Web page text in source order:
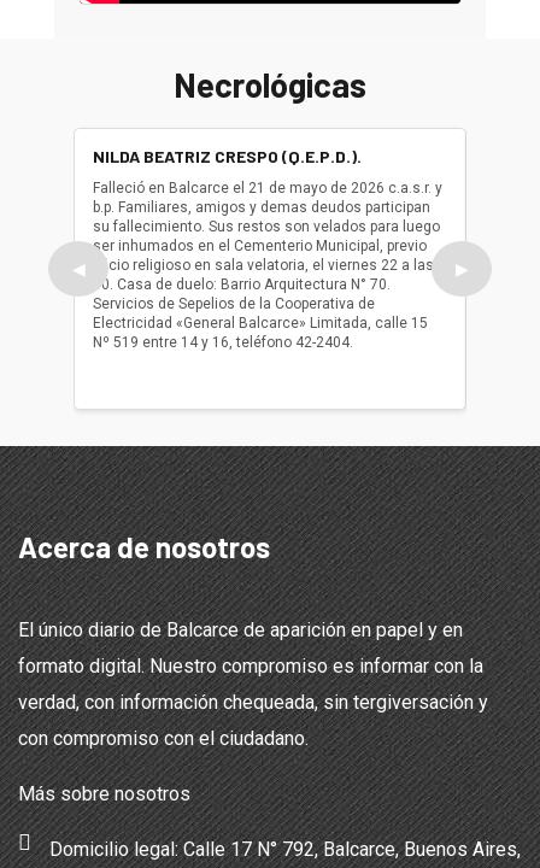
Necrológicas
◀
NILDA BEATRIZ CRESPO (Q.E.P.D.).
Falleció en Balcarce el 21 de mayo de 2026 c.a.s.r. y
b.p. Familiares, amigos y demas deudos participan
su fallecimiento. Sus restos son velados para luego
ser inhumados en el Cementerio Municipal, previo
oficio religioso en sala velatoria, el viernes 22 a las
10. Casa de duelo: Barrio Arquitectura N° 70.
Servicios de Sepelios de la Cooperativa de
Electricidad «General Balcarce» Limitada, calle 15
Nº 519 entre 14 y 16, teléfono 42-2404.
ser
oficio
▶
Acerca de nosotros
El único diario de Balcarce de aparición en papel y en
formato digital. Nuestro compromiso es informar con la
verdad, con información chequeada, sin tergiversación y
con compromiso con el ciudadano.
Más sobre nosotros
Domicilio legal: Calle 17 N° 792, Balcarce, Buenos Aires,